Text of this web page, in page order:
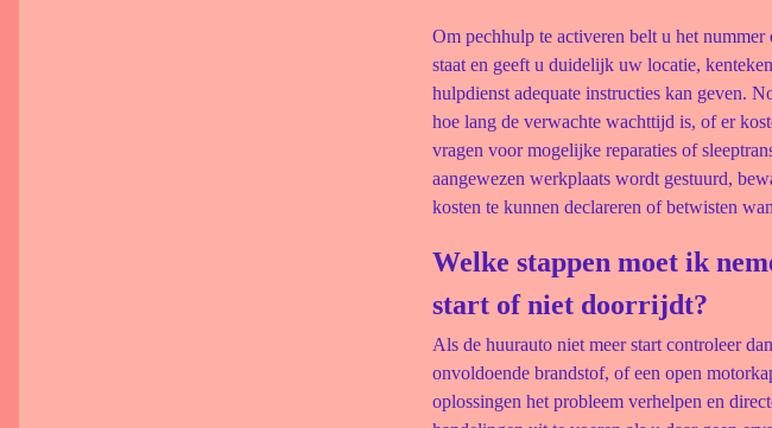
Om pechhulp te activeren belt u het
staat en geeft u duidelijk uw locatie,
hulpdienst adequate instructies kan geven.
hoe lang de verwachte wachttijd is, of er
vragen voor mogelijke reparaties of
aangewezen werkplaats wordt gestuurd,
kosten te kunnen declareren of betwisten
Welke stappen moet ik
start of niet doorrijdt?
Als de huurauto niet meer start controleer
onvoldoende brandstof, of een open
oplossingen het probleem verhelpen en